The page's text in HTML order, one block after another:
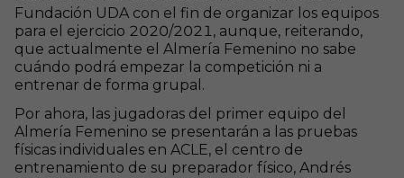
Fundación UDA con el fin de organizar los equipos
para el ejercicio 2020/2021, aunque, reiterando,
que actualmente el Almería Femenino no sabe
cuándo podrá empezar la competición ni a
entrenar de forma grupal.
Por ahora, las jugadoras del primer equipo del
Almería Femenino se presentarán a las pruebas
físicas individuales en ACLE, el centro de
entrenamiento de su preparador físico, Andrés